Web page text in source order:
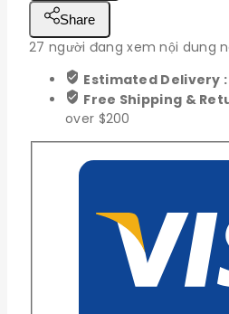
ánh
sáng
Relay
lượng
Share
27 người đang xem nội dung
Estimated Delivery :
Free Shipping &
over $200